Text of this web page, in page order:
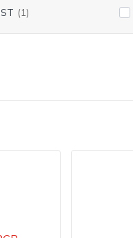
(1)